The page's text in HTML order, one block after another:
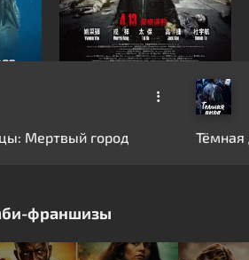
Мертвый город
франшизы